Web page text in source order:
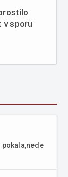
v sporu
pokala,nede